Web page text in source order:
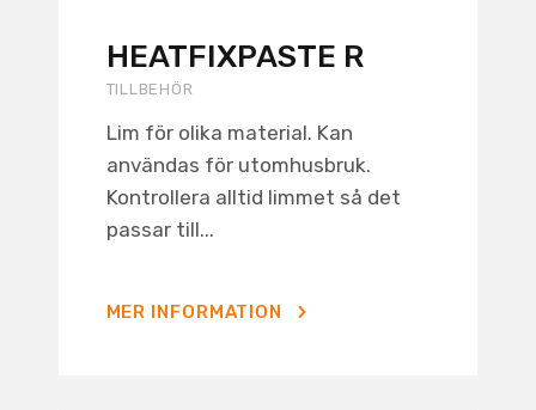
HEATFIXPASTE R
TILLBEHÖR
Lim för olika material. Kan
användas för utomhusbruk.
Kontrollera alltid limmet så det
passar till...
MER INFORMATION